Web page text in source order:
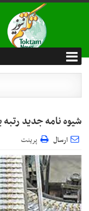
شیوه نامه جدید
ارسال پرینت